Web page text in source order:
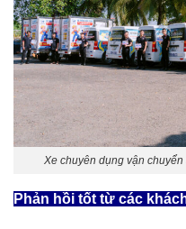
Xe chuyên dụng vận
Phản hồi tốt từ các